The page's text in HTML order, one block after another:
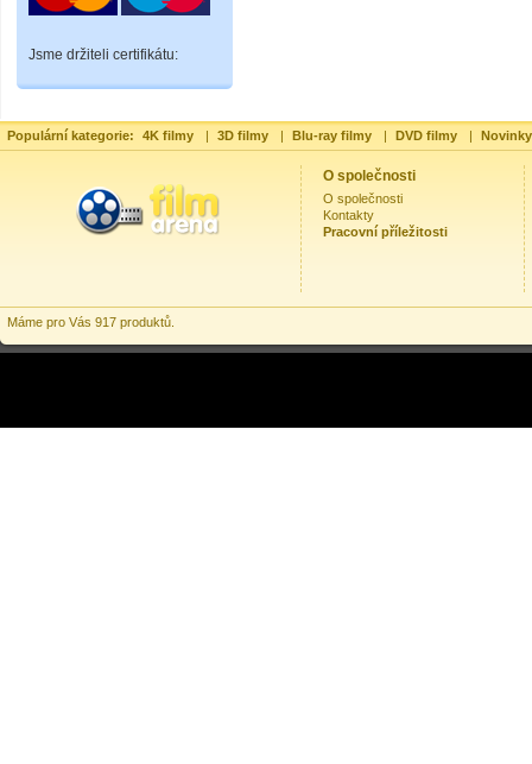
Jsme držiteli certifikátu:
Populární kategorie: 4K filmy | 3D filmy | Blu-ray filmy | DVD filmy |
O společnosti
O společnosti
Kontakty
Pracovní příležitosti
Máme pro Vás 917 produktů.